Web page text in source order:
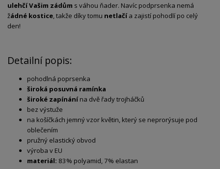
ulehčí Vašim zádům s váhou ňader. Navíc podprsenka nemá
žádné kostice, takže díky tomu netlačía zajistí pohodlí po celý
den!
Detailní popis:
pohodlná poprsenka
široká posuvná ramínka
široké zapínánína dvě řady trojháčků
bez výstuže
na košíčkách jemný vzor květin, který se neprorýsuje pod
oblečením
pružný elastický obvod
výroba v EU
materiál: 83% polyamid, 7% elastan